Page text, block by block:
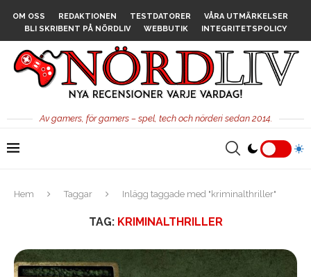
OM OSS REDAKTIONEN TESTDATORER
VÅRA UTMÄRKELSER
BLI SKRIBENT PÅ NÖRDLIV
WEBBUTIK INTEGRITETSPOLICY
Av gamers, för gamers – spel, tech och nörderi sedan 2014.
Hem Taggar Inlägg taggade med "kriminalthriller"
TAG: KRIMINALTHRILLER